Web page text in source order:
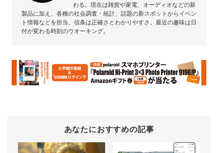
わる。現在は雑貨や家電、オーディオなどの新
製品に加え、各種の社会調査・統計、話題の新スポットからイベン
ト情報などを担当。信条は正確さとわかりやすさ。最近の趣味は日
付が変わる時刻のウオーキング。
あなたにおすすめの記事